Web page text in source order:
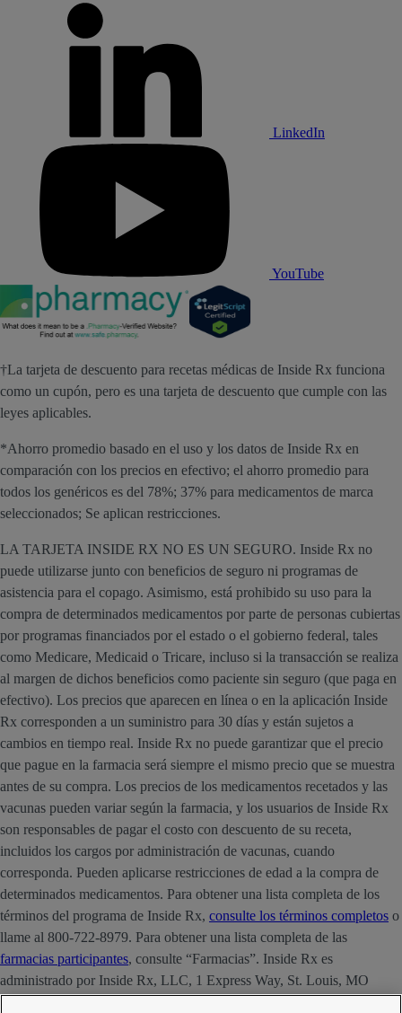
LinkedIn
YouTube
†La tarjeta de descuento para recetas médicas de Inside Rx funciona
como un cupón, pero es una tarjeta de descuento que cumple con las
leyes aplicables.
*Ahorro promedio basado en el uso y los datos de Inside Rx en
comparación con los precios en efectivo; el ahorro promedio para
todos los genéricos es del 78%; 37% para medicamentos de marca
seleccionados; Se aplican restricciones.
LA TARJETA INSIDE RX NO ES UN SEGURO. Inside Rx no
puede utilizarse junto con beneficios de seguro ni programas de
asistencia para el copago. Asimismo, está prohibido su uso para la
compra de determinados medicamentos por parte de personas cubiertas
por programas financiados por el estado o el gobierno federal, tales
como Medicare, Medicaid o Tricare, incluso si la transacción se realiza
al margen de dichos beneficios como paciente sin seguro (que paga en
efectivo). Los precios que aparecen en línea o en la aplicación Inside
Rx corresponden a un suministro para 30 días y están sujetos a
cambios en tiempo real. Inside Rx no puede garantizar que el precio
que pague en la farmacia será siempre el mismo precio que se muestra
antes de su compra. Los precios de los medicamentos recetados y las
vacunas pueden variar según la farmacia, y los usuarios de Inside Rx
son responsables de pagar el costo con descuento de su receta,
incluidos los cargos por administración de vacunas, cuando
corresponda. Pueden aplicarse restricciones de edad a la compra de
determinados medicamentos. Para obtener una lista completa de los
términos del programa de Inside Rx, consulte los términos completos o
llame al 800-722-8979. Para obtener una lista completa de las
farmacias participantes, consulte “Farmacias”. Inside Rx es
administrado por Inside Rx, LLC, 1 Express Way, St. Louis, MO